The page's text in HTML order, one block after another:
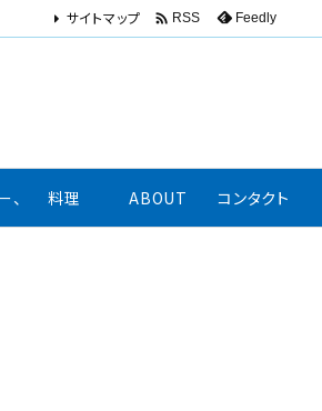
、著名人リンク集
料理 ABOUT コンタクト
サイトマップ  RSS Feedly